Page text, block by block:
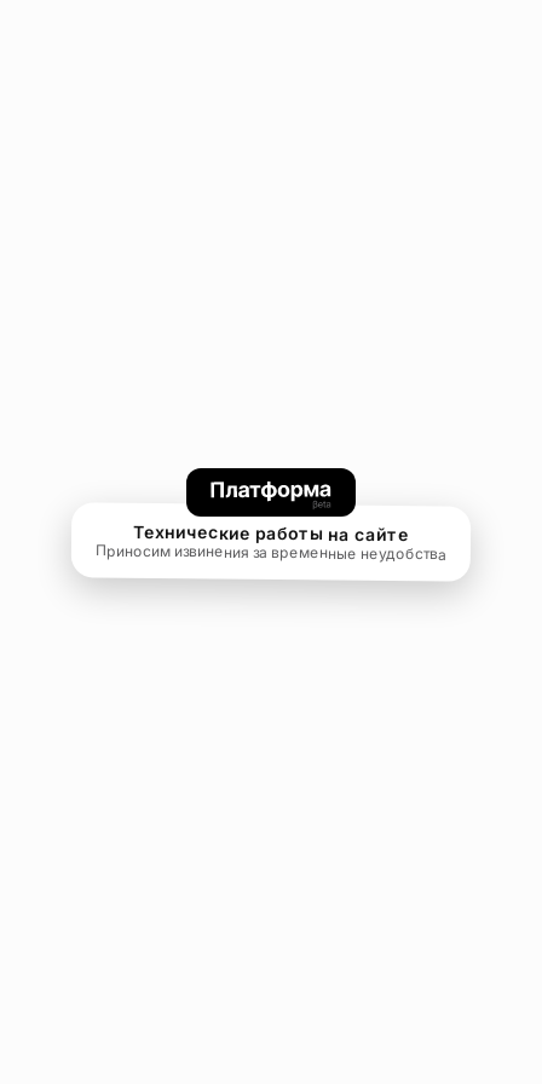
Технические работы на сайте
Приносим извинения за временные неудобства